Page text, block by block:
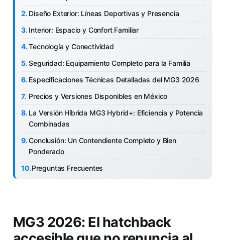
Diseño Exterior: Líneas Deportivas y Presencia
Interior: Espacio y Confort Familiar
Tecnología y Conectividad
Seguridad: Equipamiento Completo para la Familia
Especificaciones Técnicas Detalladas del MG3 2026
Precios y Versiones Disponibles en México
La Versión Híbrida MG3 Hybrid+: Eficiencia y Potencia
Combinadas
Conclusión: Un Contendiente Completo y Bien
Ponderado
Preguntas Frecuentes
MG3 2026: El hatchback